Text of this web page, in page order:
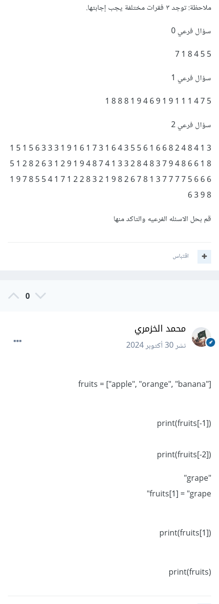
ملاحظة: توجد ٣ فقرات مختلفة يجب إجابتها.
سؤال فرعي 0
5 5 4 8 1 7
سؤال فرعي 1
5 7 4 1 1 1 9 1 9 6 4 9 1 8 8 8 1
سؤال فرعي 2
3 1 4 8 4 2 8 6 6 1 6 5 5 3 4 6 1 3 7 1 6 1 9 1 3 3 3 6 5 1 5 1
8 1 6 6 8 4 9 7 3 8 4 8 2 3 3 1 4 7 8 4 9 1 9 2 1 3 6 2 8 2 1 5
6 6 6 5 7 7 7 7 3 1 8 7 6 2 8 9 1 2 3 8 2 2 1 7 1 4 5 5 8 7 9 1
8 9 3 6
قم بحل الاسئله الفرعيه والتاكد منها
اقتباس
0
محمد الخزمري
نشر30 أكتوبر 2024
fruits = ["apple", "orange", "banana"]
print(fruits[-1])
print(fruits[-2])
"grape"
fruits[1] = "grape"
print(fruits[1])
print(fruits)